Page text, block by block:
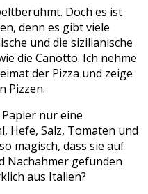
Doch es ist
denn es gibt viele
und die sizilianische
die Canotto. Ich nehme
der Pizza und zeige
Pizzen.
nur eine
Hefe, Salz, Tomaten und
magisch, dass sie auf
Nachahmer gefunden
aus Italien?